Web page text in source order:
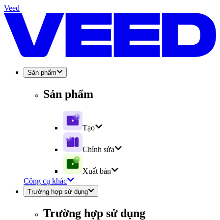
Veed
Sản phẩm
Sản phẩm
Tạo
Chỉnh sửa
Xuất bản
Công cụ khác
Trường hợp sử dụng
Trường hợp sử dụng